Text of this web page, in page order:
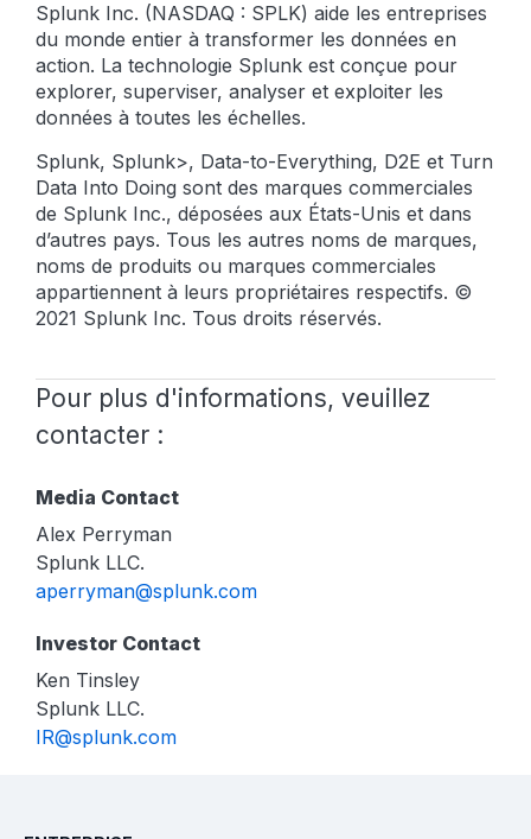
Splunk Inc. (NASDAQ : SPLK) aide les entreprises
du monde entier à transformer les données en
action. La technologie Splunk est conçue pour
explorer, superviser, analyser et exploiter les
données à toutes les échelles.
Splunk, Splunk>, Data-to-Everything, D2E et Turn
Data Into Doing sont des marques commerciales
de Splunk Inc., déposées aux États-Unis et dans
d’autres pays. Tous les autres noms de marques,
noms de produits ou marques commerciales
appartiennent à leurs propriétaires respectifs. ©
2021 Splunk Inc. Tous droits réservés.
Pour plus d'informations, veuillez
contacter :
Media Contact
Alex Perryman
Splunk LLC.
aperryman@splunk.com
Investor Contact
Ken Tinsley
Splunk LLC.
IR@splunk.com